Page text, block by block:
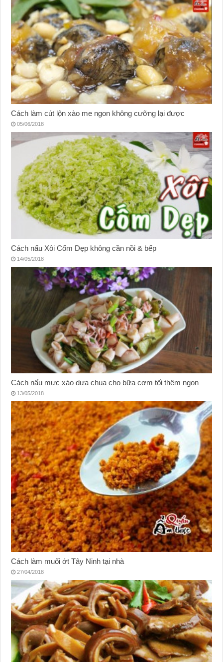
Cách làm cút lộn xào me ngon không cưỡng lại được
05/06/2018
Cách nấu Xôi Cốm Dẹp không cần nồi & bếp
14/05/2018
Cách nấu mực xào dưa chua cho bữa cơm tối thêm ngon
13/05/2018
Cách làm muối ớt Tây Ninh tại nhà
27/04/2018